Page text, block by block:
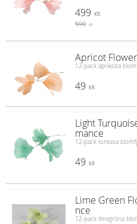
499 KR
590 KR
Apricot
12-pack aprikosa
49 KR
Light
mance
12-pack turkosa
49 KR
Lime Green
nce
12-pack limegröna